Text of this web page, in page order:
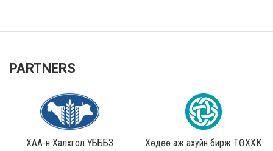
PARTNERS
ХАА-н Халхгол ҮБББЗ Хөдөө аж ахуйн бирж ТӨХХК